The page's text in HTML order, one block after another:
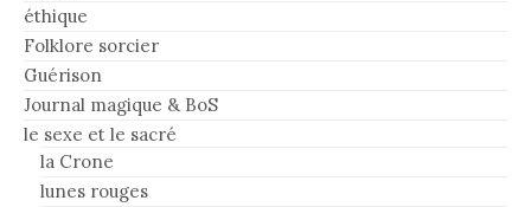
éthique
Folklore sorcier
Guérison
Journal magique & BoS
le sexe et le sacré
la Crone
lunes rouges